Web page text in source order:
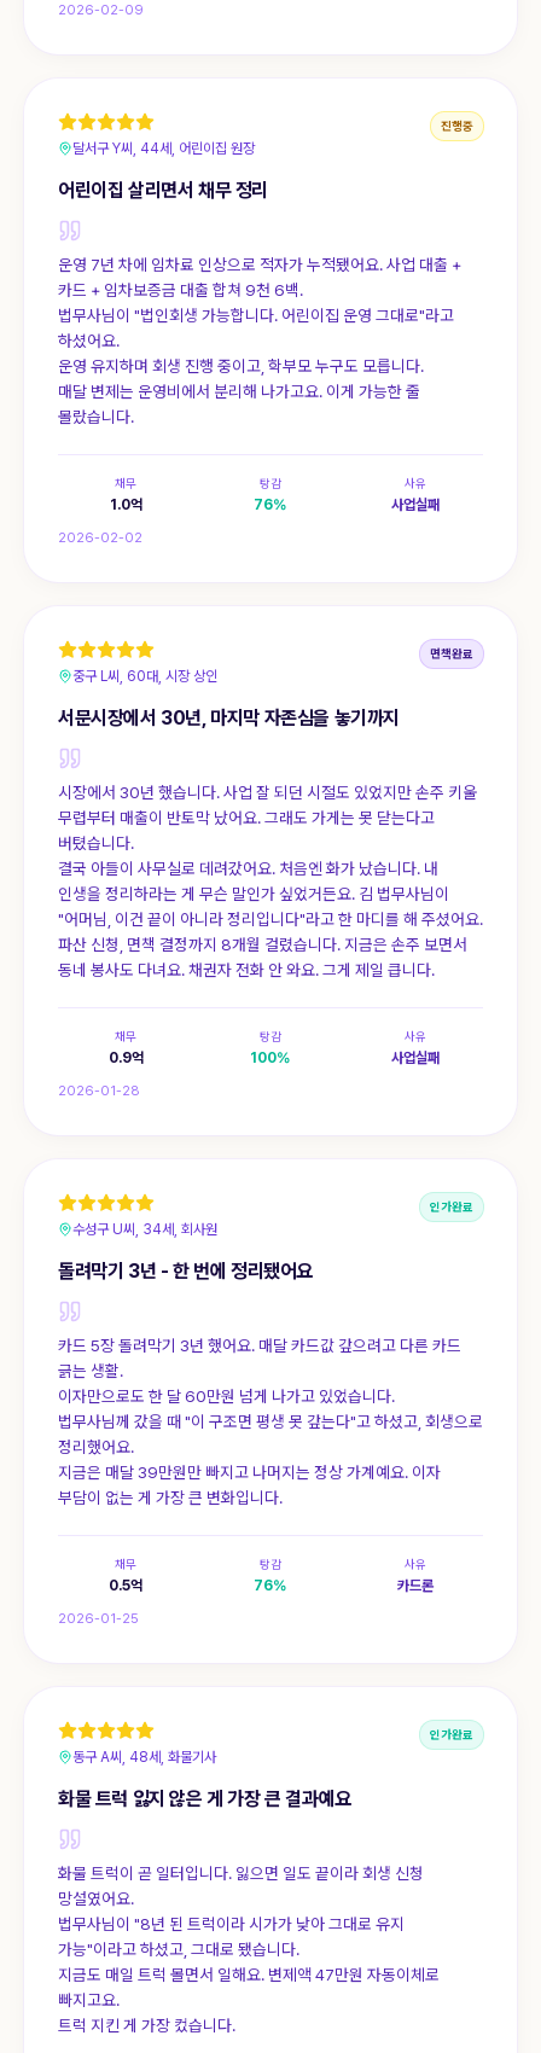
2026-02-09
달서구 Y씨, 44세, 어린이집 원장
진행중
어린이집 살리면서 채무 정리
운영 7년 차에 임차료 인상으로 적자가 누적됐어요. 사업 대출 +
카드 + 임차보증금 대출 합쳐 9천 6백.
법무사님이 "법인회생 가능합니다. 어린이집 운영 그대로"라고
하셨어요.
운영 유지하며 회생 진행 중이고, 학부모 누구도 모릅니다.
매달 변제는 운영비에서 분리해 나가고요. 이게 가능한 줄
몰랐습니다.
채무
1.0억
탕감
76%
사유
사업실패
2026-02-02
중구 L씨, 60대, 시장 상인
면책완료
서문시장에서 30년, 마지막 자존심을 놓기까지
시장에서 30년 했습니다. 사업 잘 되던 시절도 있었지만 손주 키울
무렵부터 매출이 반토막 났어요. 그래도 가게는 못 닫는다고
버텼습니다.
결국 아들이 사무실로 데려갔어요. 처음엔 화가 났습니다. 내
인생을 정리하라는 게 무슨 말인가 싶었거든요. 김 법무사님이
"어머님, 이건 끝이 아니라 정리입니다"라고 한 마디를 해 주셨어요.
파산 신청, 면책 결정까지 8개월 걸렸습니다. 지금은 손주 보면서
동네 봉사도 다녀요. 채권자 전화 안 와요. 그게 제일 큽니다.
채무
0.9억
탕감
100%
사유
사업실패
2026-01-28
수성구 U씨, 34세, 회사원
인가완료
돌려막기 3년 - 한 번에 정리됐어요
카드 5장 돌려막기 3년 했어요. 매달 카드값 갚으려고 다른 카드
긁는 생활.
이자만으로도 한 달 60만원 넘게 나가고 있었습니다.
법무사님께 갔을 때 "이 구조면 평생 못 갚는다"고 하셨고, 회생으로
정리했어요.
지금은 매달 39만원만 빠지고 나머지는 정상 가계예요. 이자
부담이 없는 게 가장 큰 변화입니다.
채무
0.5억
탕감
76%
사유
카드론
2026-01-25
동구 A씨, 48세, 화물기사
인가완료
화물 트럭 잃지 않은 게 가장 큰 결과예요
화물 트럭이 곧 일터입니다. 잃으면 일도 끝이라 회생 신청
망설였어요.
법무사님이 "8년 된 트럭이라 시가가 낮아 그대로 유지
가능"이라고 하셨고, 그대로 됐습니다.
지금도 매일 트럭 몰면서 일해요. 변제액 47만원 자동이체로
빠지고요.
트럭 지킨 게 가장 컸습니다.